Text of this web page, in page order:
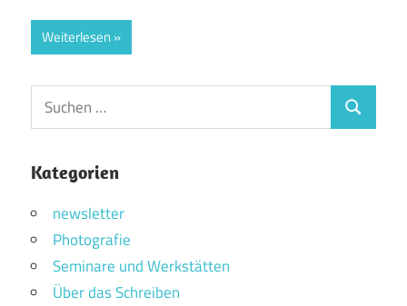
Weiterlesen
Suchen
nach:
Suchen
Kategorien
newsletter
Photografie
Seminare und Werkstätten
Über das Schreiben